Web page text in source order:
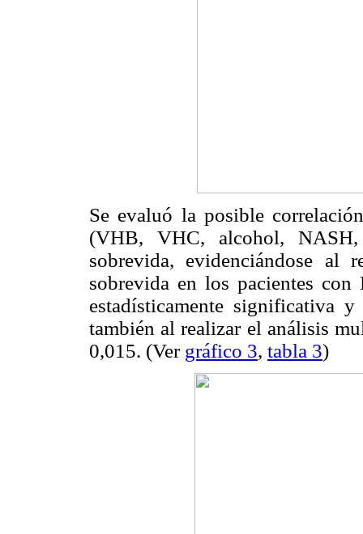
Se evaluó la posible
(VHB, VHC, alcohol, NASH,
sobrevida, evidenciándose al
sobrevida en los pacientes
estadísticamente significativa
también al realizar el análisis
0,015. (Ver gráfico 3, tabla 3)